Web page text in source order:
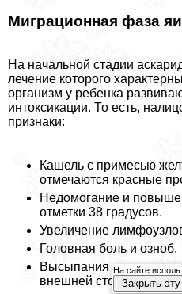
Миграционная фаза
На начальной стадии
лечение которого
организм у ребенка
интоксикации. То есть,
признаки:
Кашель с примесью
отмечаются красные
Недомогание и
отметки 38 градусов.
Увеличение
Головная боль и озноб.
Высыпания
внешней стороне
На сайте
Закрыть